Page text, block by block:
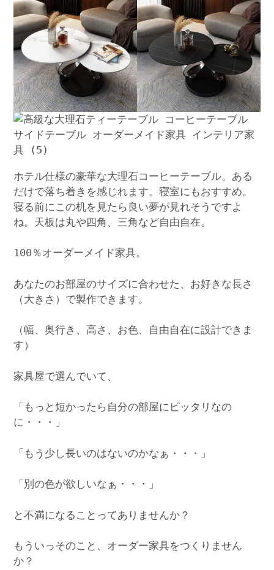
ホテル仕様の豪華な大理石コーヒーテーブル。ある
だけで落ち着きを感じれます。寝室にもおすすめ。
寝る前にこの机を見たら良い夢が見れそうですよ
ね。天板は丸や四角、三角など自由自在。
100％オーダーメイド家具。
あなたのお部屋のサイズに合わせた、お好きな長さ
（大きさ）で製作できます。
（幅、奥行き、高さ、お色、自由自在に設計できま
す）
家具屋で選んでいて、
「もっと短かったら自分の部屋にピッタリなの
に・・・」
「もう少し長いのはないのかなぁ・・・」
「別の色が欲しいなぁ・・・」
と不満になることってありませんか？
もういっそのこと、オーダー家具をつくりません
か？